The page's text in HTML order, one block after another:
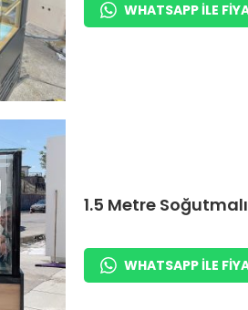
WHATSAPP ILE
1.5 Metre
WHATSAPP ILE